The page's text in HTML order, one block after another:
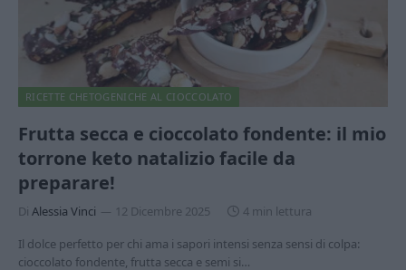
RICETTE CHETOGENICHE AL CIOCCOLATO
Frutta secca e cioccolato fondente: il mio
torrone keto natalizio facile da
preparare!
Di Alessia Vinci 12 Dicembre 2025
4 min lettura
Il dolce perfetto per chi ama i sapori intensi senza sensi di colpa:
cioccolato fondente, frutta secca e semi si…